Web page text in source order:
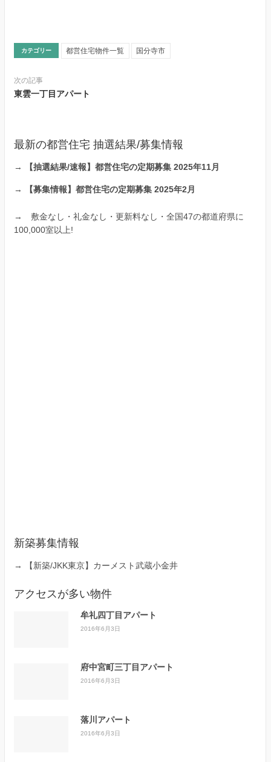
カテゴリー 都営住宅物件一覧 国分寺市
次の記事
東雲一丁目アパート
最新の都営住宅 抽選結果/募集情報
→ 【抽選結果/速報】都営住宅の定期募集 2025年11月
→ 【募集情報】都営住宅の定期募集 2025年2月
→ 敷金なし・礼金なし・更新料なし・全国47の都道府県に
100,000室以上!
新築募集情報
→ 【新築/JKK東京】カーメスト武蔵小金井
アクセスが多い物件
牟礼四丁目アパート
2016年6月3日
府中宮町三丁目アパート
2016年6月3日
落川アパート
2016年6月3日